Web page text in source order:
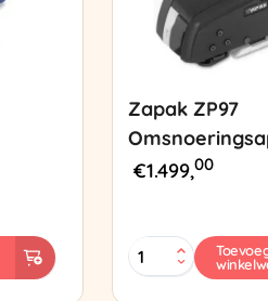
Zapak ZP97
€1.499,00
Zapak
ZP97